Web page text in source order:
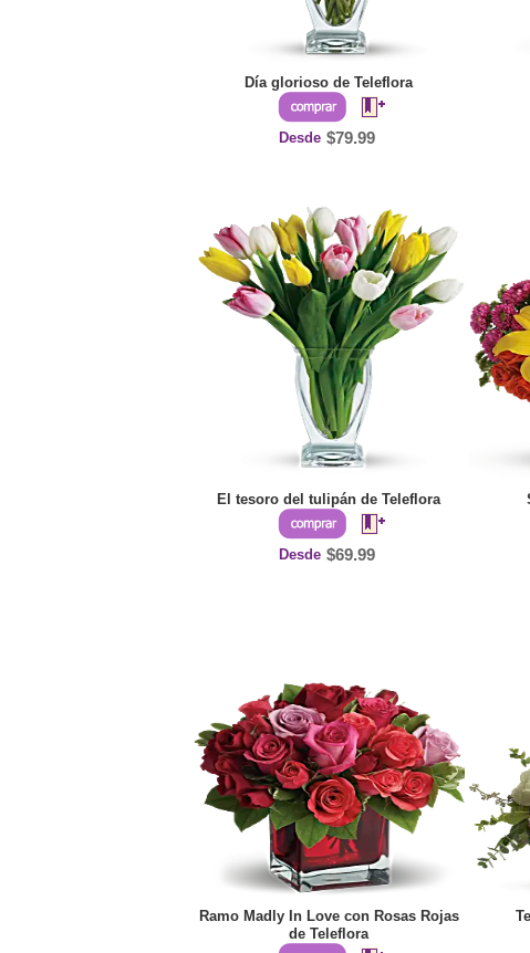
Día glorioso de Teleflora
Desde $79.99
El tesoro del tulipán de Teleflora
Desde $69.99
Ramo Madly In Love con Rosas Rojas
de Teleflora